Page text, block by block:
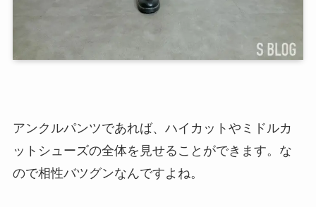
アンクルパンツであれば、ハイカットやミドルカ
ットシューズの全体を見せることができます。な
ので相性バツグンなんですよね。